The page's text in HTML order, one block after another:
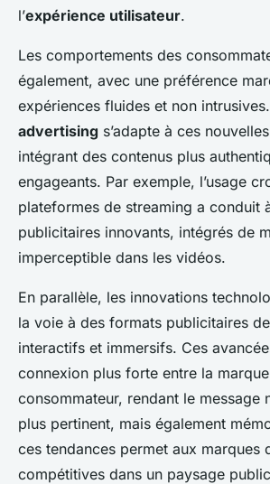
l’expérience utilisateur.
Les comportements des
également, avec une préférence
expériences fluides et non
advertising s’adapte à ces
intégrant des contenus plus
engageants. Par exemple, l’usage
plateformes de streaming a conduit
publicitaires innovants, intégrés de
imperceptible dans les vidéos.
En parallèle, les innovations
la voie à des formats publicitaires
interactifs et immersifs. Ces
connexion plus forte entre la
consommateur, rendant le message
plus pertinent, mais également
ces tendances permet aux marques
compétitives dans un paysage